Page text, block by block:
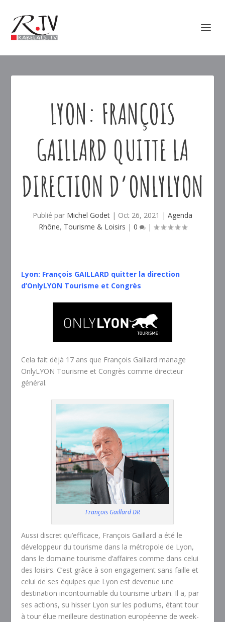
LYON: FRANÇOIS
GAILLARD QUITTE LA
DIRECTION D’ONLYLYON
Publié par Michel Godet | Oct 26, 2021 | Agenda
Rhône, Tourisme & Loisirs | 0 |
Lyon: François GAILLARD quitter la direction
d’OnlyLYON Tourisme et Congrès
Cela fait déjà 17 ans que François Gaillard manage
OnlyLYON Tourisme et Congrès comme directeur
général.
François Gaillard DR
Aussi discret qu’efficace, François Gaillard a été le
développeur du tourisme dans la métropole de Lyon,
dans le domaine tourisme d’affaires comme dans celui
des loisirs. C’est grâce à son engagement sans faille et
celui de ses équipes que Lyon est devenue une
destination incontournable du tourisme urbain. Il a, par
ses actions, su hisser Lyon sur les podiums, étant tour
à tour élue meilleure destination européenne de week-